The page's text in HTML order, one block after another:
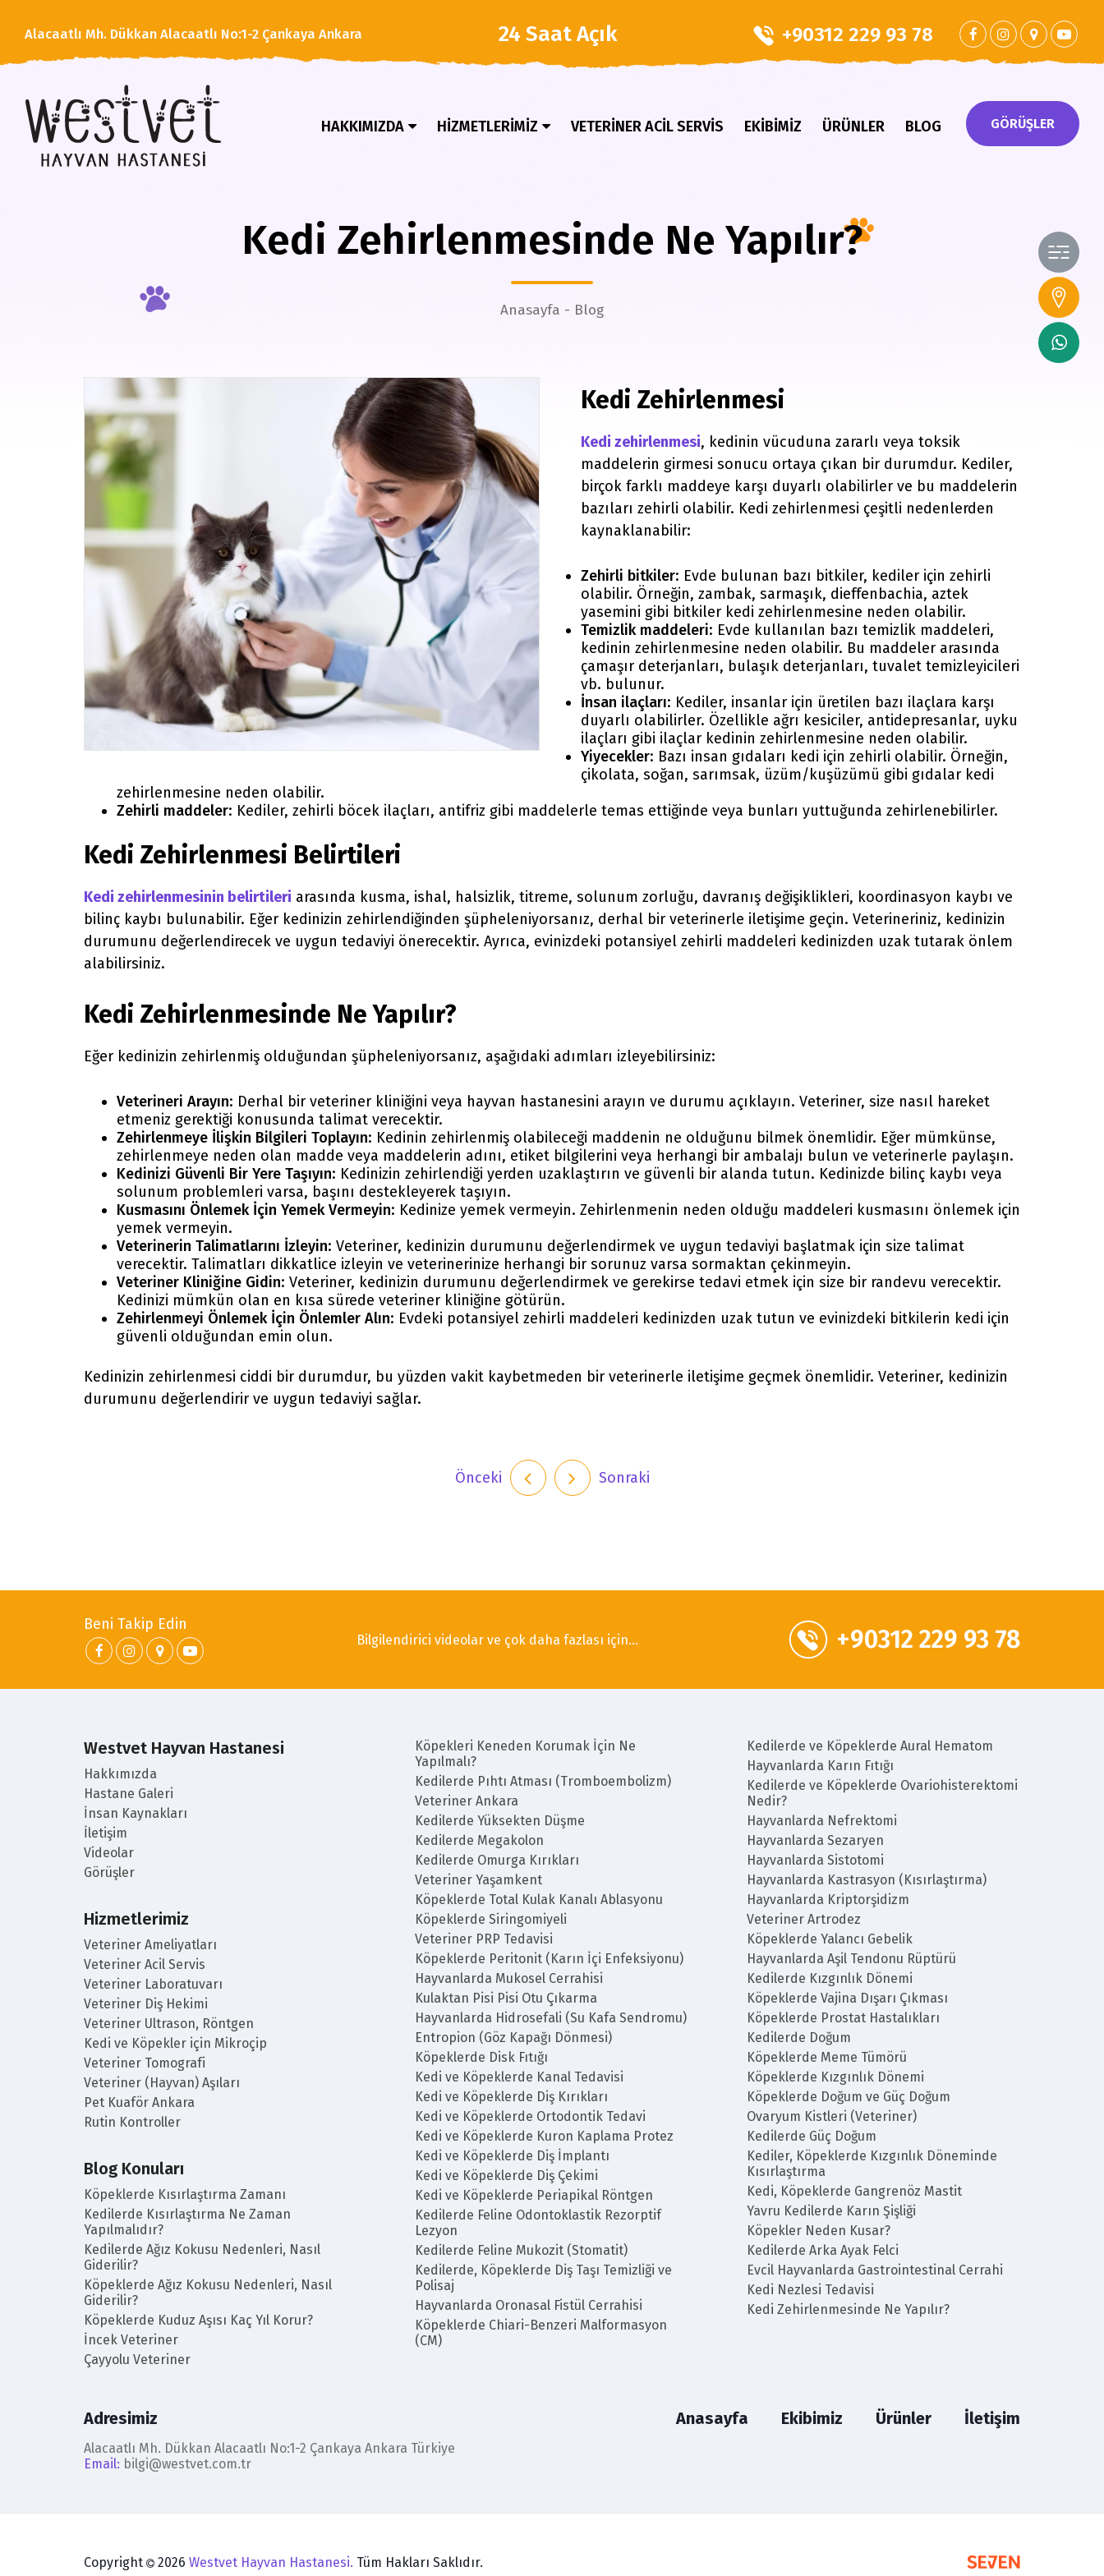
Alacaatlı Mh. Dükkan Alacaatlı No:1-2 Çankaya Ankara 24 Saat Açık +90312 229 93 78
GÖRÜŞLER
HAKKIMIZDA HİZMETLERİMİZ VETERİNER ACİL SERVİS EKİBİMİZ ÜRÜNLER BLOG
Kedi Zehirlenmesinde Ne Yapılır?
Anasayfa Blog
Kedi Zehirlenmesi
Kedi zehirlenmesi, kedinin vücuduna zararlı veya toksik
maddelerin girmesi sonucu ortaya çıkan bir durumdur. Kediler,
birçok farklı maddeye karşı duyarlı olabilirler ve bu maddelerin
bazıları zehirli olabilir. Kedi zehirlenmesi çeşitli nedenlerden
kaynaklanabilir:
Zehirli bitkiler: Evde bulunan bazı bitkiler, kediler için zehirli
olabilir. Örneğin, zambak, sarmaşık, dieffenbachia, aztek
yasemini gibi bitkiler kedi zehirlenmesine neden olabilir.
Temizlik maddeleri: Evde kullanılan bazı temizlik maddeleri,
kedinin zehirlenmesine neden olabilir. Bu maddeler arasında
çamaşır deterjanları, bulaşık deterjanları, tuvalet temizleyicileri
vb. bulunur.
İnsan ilaçları: Kediler, insanlar için üretilen bazı ilaçlara karşı
duyarlı olabilirler. Özellikle ağrı kesiciler, antidepresanlar, uyku
ilaçları gibi ilaçlar kedinin zehirlenmesine neden olabilir.
Yiyecekler: Bazı insan gıdaları kedi için zehirli olabilir. Örneğin,
çikolata, soğan, sarımsak, üzüm/kuşüzümü gibi gıdalar kedi
zehirlenmesine neden olabilir.
Zehirli maddeler: Kediler, zehirli böcek ilaçları, antifriz gibi maddelerle temas ettiğinde veya bunları yuttuğunda zehirlenebilirler.
Kedi Zehirlenmesi Belirtileri
Kedi zehirlenmesinin belirtileri arasında kusma, ishal, halsizlik, titreme, solunum zorluğu, davranış değişiklikleri, koordinasyon kaybı ve
bilinç kaybı bulunabilir. Eğer kedinizin zehirlendiğinden şüpheleniyorsanız, derhal bir veterinerle iletişime geçin. Veterineriniz, kedinizin
durumunu değerlendirecek ve uygun tedaviyi önerecektir. Ayrıca, evinizdeki potansiyel zehirli maddeleri kedinizden uzak tutarak önlem
alabilirsiniz.
Kedi Zehirlenmesinde Ne Yapılır?
Eğer kedinizin zehirlenmiş olduğundan şüpheleniyorsanız, aşağıdaki adımları izleyebilirsiniz:
Veterineri Arayın: Derhal bir veteriner kliniğini veya hayvan hastanesini arayın ve durumu açıklayın. Veteriner, size nasıl hareket
etmeniz gerektiği konusunda talimat verecektir.
Zehirlenmeye İlişkin Bilgileri Toplayın: Kedinin zehirlenmiş olabileceği maddenin ne olduğunu bilmek önemlidir. Eğer mümkünse,
zehirlenmeye neden olan madde veya maddelerin adını, etiket bilgilerini veya herhangi bir ambalajı bulun ve veterinerle paylaşın.
Kedinizi Güvenli Bir Yere Taşıyın: Kedinizin zehirlendiği yerden uzaklaştırın ve güvenli bir alanda tutun. Kedinizde bilinç kaybı veya
solunum problemleri varsa, başını destekleyerek taşıyın.
Kusmasını Önlemek İçin Yemek Vermeyin: Kedinize yemek vermeyin. Zehirlenmenin neden olduğu maddeleri kusmasını önlemek için
yemek vermeyin.
Veterinerin Talimatlarını İzleyin: Veteriner, kedinizin durumunu değerlendirmek ve uygun tedaviyi başlatmak için size talimat
verecektir. Talimatları dikkatlice izleyin ve veterinerinize herhangi bir sorunuz varsa sormaktan çekinmeyin.
Veteriner Kliniğine Gidin: Veteriner, kedinizin durumunu değerlendirmek ve gerekirse tedavi etmek için size bir randevu verecektir.
Kedinizi mümkün olan en kısa sürede veteriner kliniğine götürün.
Zehirlenmeyi Önlemek İçin Önlemler Alın: Evdeki potansiyel zehirli maddeleri kedinizden uzak tutun ve evinizdeki bitkilerin kedi için
güvenli olduğundan emin olun.
Kedinizin zehirlenmesi ciddi bir durumdur, bu yüzden vakit kaybetmeden bir veterinerle iletişime geçmek önemlidir. Veteriner, kedinizin
durumunu değerlendirir ve uygun tedaviyi sağlar.
Önceki Sonraki
Beni Takip Edin
Bilgilendirici videolar ve çok daha fazlası için... +90312 229 93 78
Westvet Hayvan Hastanesi
Hakkımızda
Hastane Galeri
İnsan Kaynakları
İletişim
Videolar
Görüşler
Hizmetlerimiz
Veteriner Ameliyatları
Veteriner Acil Servis
Veteriner Laboratuvarı
Veteriner Diş Hekimi
Veteriner Ultrason, Röntgen
Kedi ve Köpekler için Mikroçip
Veteriner Tomografi
Veteriner (Hayvan) Aşıları
Pet Kuaför Ankara
Rutin Kontroller
Blog Konuları
Köpeklerde Kısırlaştırma Zamanı
Kedilerde Kısırlaştırma Ne Zaman
Yapılmalıdır?
Kedilerde Ağız Kokusu Nedenleri, Nasıl
Giderilir?
Köpeklerde Ağız Kokusu Nedenleri, Nasıl
Giderilir?
Köpeklerde Kuduz Aşısı Kaç Yıl Korur?
İncek Veteriner
Çayyolu Veteriner
Köpekleri Keneden Korumak İçin Ne
Yapılmalı?
Kedilerde Pıhtı Atması (Tromboembolizm)
Veteriner Ankara
Kedilerde Yüksekten Düşme
Kedilerde Megakolon
Kedilerde Omurga Kırıkları
Veteriner Yaşamkent
Köpeklerde Total Kulak Kanalı Ablasyonu
Köpeklerde Siringomiyeli
Veteriner PRP Tedavisi
Köpeklerde Peritonit (Karın İçi Enfeksiyonu)
Hayvanlarda Mukosel Cerrahisi
Kulaktan Pisi Pisi Otu Çıkarma
Hayvanlarda Hidrosefali (Su Kafa Sendromu)
Entropion (Göz Kapağı Dönmesi)
Köpeklerde Disk Fıtığı
Kedi ve Köpeklerde Kanal Tedavisi
Kedi ve Köpeklerde Diş Kırıkları
Kedi ve Köpeklerde Ortodontik Tedavi
Kedi ve Köpeklerde Kuron Kaplama Protez
Kedi ve Köpeklerde Diş İmplantı
Kedi ve Köpeklerde Diş Çekimi
Kedi ve Köpeklerde Periapikal Röntgen
Kedilerde Feline Odontoklastik Rezorptif
Lezyon
Kedilerde Feline Mukozit (Stomatit)
Kedilerde, Köpeklerde Diş Taşı Temizliği ve
Polisaj
Hayvanlarda Oronasal Fistül Cerrahisi
Köpeklerde Chiari-Benzeri Malformasyon
(CM)
Kedilerde ve Köpeklerde Aural Hematom
Hayvanlarda Karın Fıtığı
Kedilerde ve Köpeklerde Ovariohisterektomi
Nedir?
Hayvanlarda Nefrektomi
Hayvanlarda Sezaryen
Hayvanlarda Sistotomi
Hayvanlarda Kastrasyon (Kısırlaştırma)
Hayvanlarda Kriptorşidizm
Veteriner Artrodez
Köpeklerde Yalancı Gebelik
Hayvanlarda Aşil Tendonu Rüptürü
Kedilerde Kızgınlık Dönemi
Köpeklerde Vajina Dışarı Çıkması
Köpeklerde Prostat Hastalıkları
Kedilerde Doğum
Köpeklerde Meme Tümörü
Köpeklerde Kızgınlık Dönemi
Köpeklerde Doğum ve Güç Doğum
Ovaryum Kistleri (Veteriner)
Kedilerde Güç Doğum
Kediler, Köpeklerde Kızgınlık Döneminde
Kısırlaştırma
Kedi, Köpeklerde Gangrenöz Mastit
Yavru Kedilerde Karın Şişliği
Köpekler Neden Kusar?
Kedilerde Arka Ayak Felci
Evcil Hayvanlarda Gastrointestinal Cerrahi
Kedi Nezlesi Tedavisi
Kedi Zehirlenmesinde Ne Yapılır?
Adresimiz
Alacaatlı Mh. Dükkan Alacaatlı No:1-2 Çankaya Ankara Türkiye
Email: bilgi@westvet.com.tr
Anasayfa Ekibimiz Ürünler İletişim
Copyright 2026 Westvet Hayvan Hastanesi. Tüm Hakları Saklıdır.